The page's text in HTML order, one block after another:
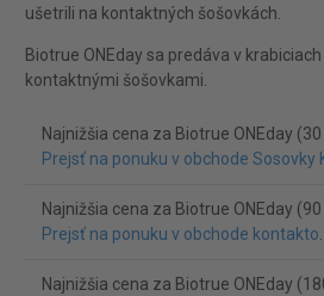
ušetrili na kontaktných šošovkách.
Biotrue ONEday sa predáva v
kontaktnými šošovkami.
Najnižšia cena za Biotrue ONEday
Prejsť na ponuku v obchode Sosovky
Najnižšia cena za Biotrue ONEday
Prejsť na ponuku v obchode kontakto.
Najnižšia cena za Biotrue ONEday